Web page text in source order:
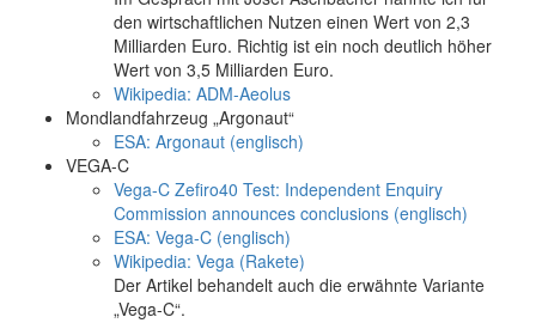
den wirtschaftlichen Nutzen einen Wert von 2,3
Milliarden Euro. Richtig ist ein noch deutlich höher
Wert von 3,5 Milliarden Euro.
Wikipedia: ADM-Aeolus
Mondlandfahrzeug „Argonaut“
ESA: Argonaut (englisch)
VEGA-C
Vega-C Zefiro40 Test: Independent Enquiry
Commission announces conclusions (englisch)
ESA: Vega-C (englisch)
Wikipedia: Vega (Rakete)
Der Artikel behandelt auch die erwähnte Variante
„Vega-C“.